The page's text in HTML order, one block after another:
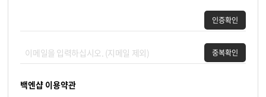
인증확인
중복확인
백엔샵 이용약관